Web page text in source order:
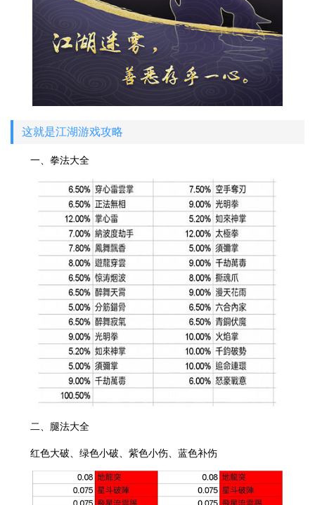
这就是江湖游戏攻略
一、拳法大全
二、腿法大全
红色大破、绿色小破、紫色小伤、蓝色补伤